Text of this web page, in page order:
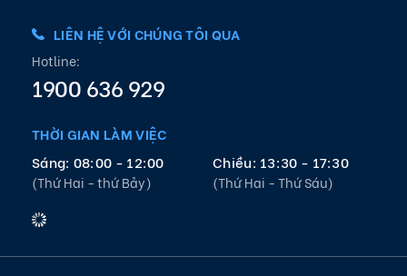
LIÊN HỆ VỚI CHÚNG TÔI QUA
Hotline:
1900 636 929
THỜI GIAN LÀM VIỆC
Sáng: 08:00 - 12:00
(Thứ Hai - thứ Bảy)
Chiều: 13:30 - 17:30
(Thứ Hai - Thứ Sáu)